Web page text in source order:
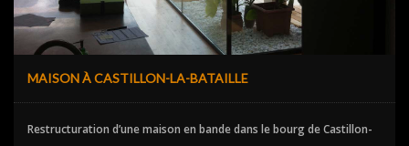
MAISON À CASTILLON-LA-BATAILLE
Restructuration d’une maison en bande dans le bourg de Castillon-